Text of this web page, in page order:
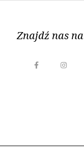
Znajdź nas na